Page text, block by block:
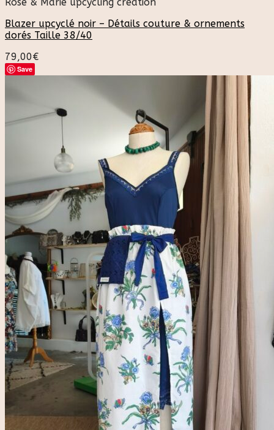
Rose & Marie upcycling création
Blazer upcyclé noir – Détails couture & ornements
dorés Taille 38/40
79,00€
Save